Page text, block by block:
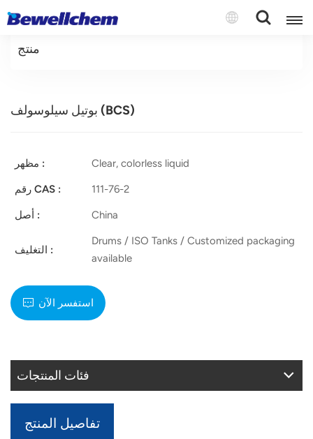
منتج
بوتيل سيلوسولف (BCS)
مظهر : Clear, colorless liquid
رقم CAS : 111-76-2
أصل : China
التغليف :
Drums / ISO Tanks / Customized packaging
available
استفسر الآن
فئات المنتجات
تفاصيل المنتج